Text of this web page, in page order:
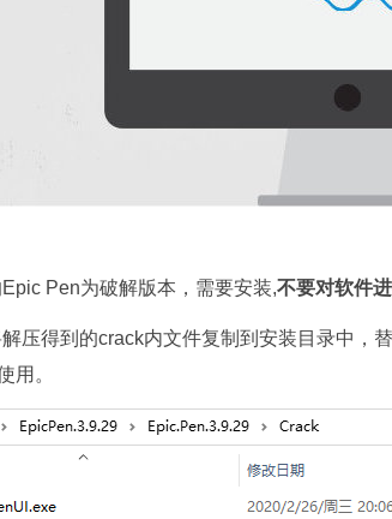
Pen为破解版本，需要安装,不要对软件
压得到的crack内文件复制到安装目录中，
用。